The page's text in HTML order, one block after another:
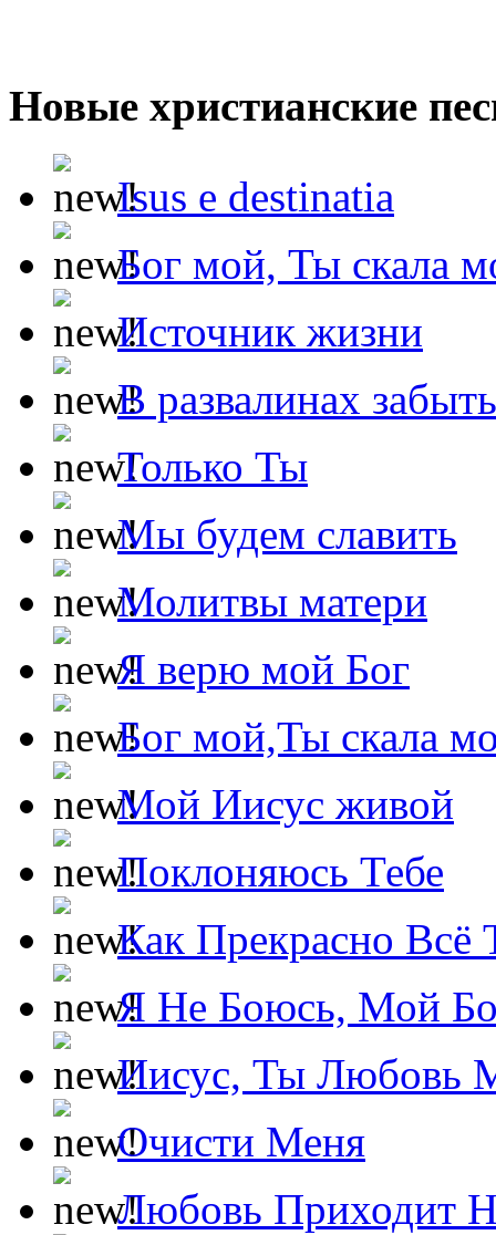
Новые христианские
Isus e destinatia
Бог мой, Ты скала
Источник жизни
В развалинах
Только Ты
Мы будем славить
Молитвы матери
Я верю мой Бог
Бог мой,Ты скала
Мой Иисус живой
Поклоняюсь Тебе
Как Прекрасно Всё
Я Не Боюсь, Мой
Иисус, Ты Любовь
Очисти Меня
Любовь Приходит